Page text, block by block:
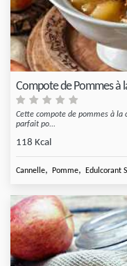
Compote de Pommes à
Cette compote de pommes à la
parfait po...
118 Kcal
Cannelle, Pomme, Edulcorant